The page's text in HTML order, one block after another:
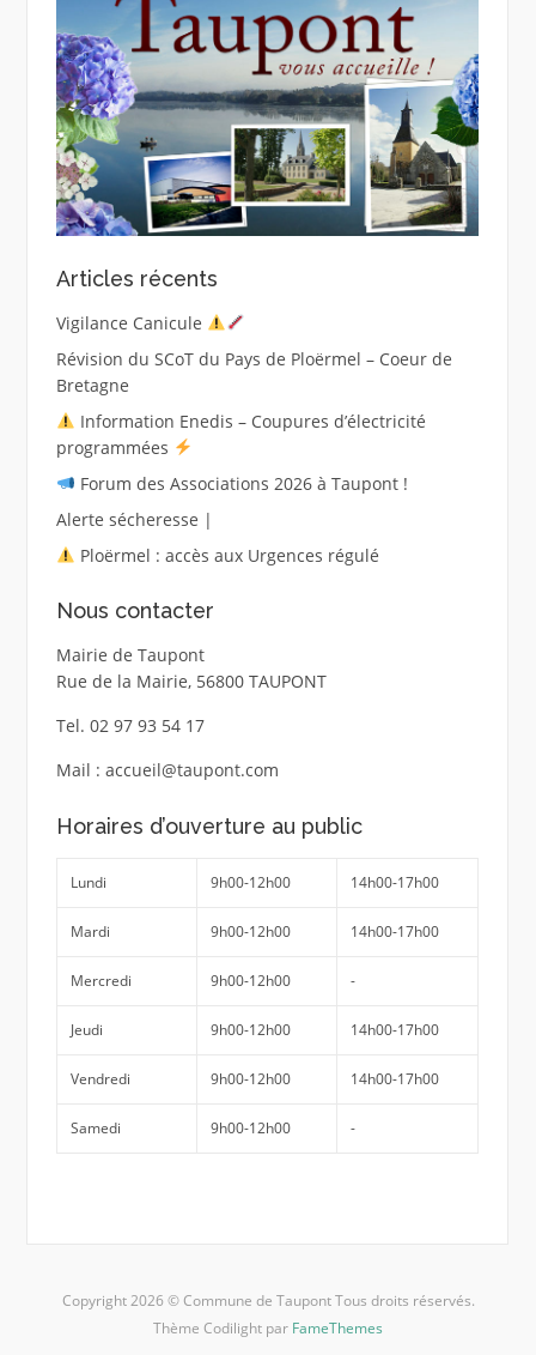
Articles récents
Vigilance Canicule
Révision du SCoT du Pays de Ploërmel – Coeur de
Bretagne
Information Enedis – Coupures d’électricité
programmées
Forum des Associations 2026 à Taupont !
Alerte sécheresse |
Ploërmel : accès aux Urgences régulé
Nous contacter
Mairie de Taupont
Rue de la Mairie, 56800 TAUPONT
Tel. 02 97 93 54 17
Mail : accueil@taupont.com
Horaires d’ouverture au public
Lundi 9h00-12h00 14h00-17h00
Mardi 9h00-12h00 14h00-17h00
Mercredi 9h00-12h00 -
Jeudi 9h00-12h00 14h00-17h00
Vendredi 9h00-12h00 14h00-17h00
Samedi 9h00-12h00 -
Copyright 2026 © Commune de Taupont Tous droits réservés.
Thème Codilight par FameThemes